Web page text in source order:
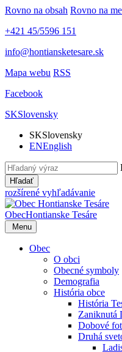
Rovno na obsah Rovno na
+421 45/5596 151
info@hontiansketesare.sk
Mapa webu RSS
Facebook
SKSlovensky
SKSlovensky
ENEnglish
Hľadať
rozšírené vyhľadávanie
ObecHontianske Tesáre
Menu
Obec
O obci
Obecné symboly
Demografia
História obce
História
Zaniknutá
Dobové
Druhá